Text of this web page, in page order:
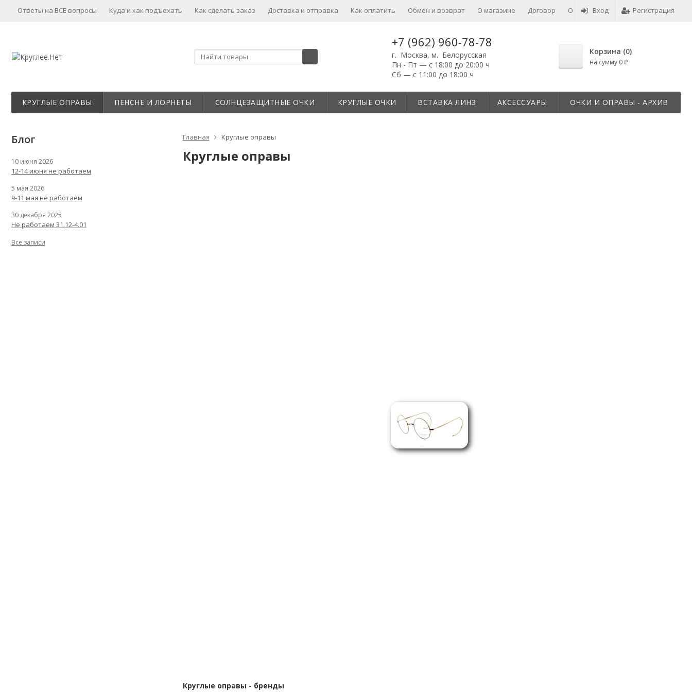
Вход Регистрация
Ответы на ВСЕ вопросы Куда и как подъехать Как сделать заказ Доставка и отправка Как оплатить Обмен и возврат О магазине Договор О товарах Отзывы
+7 (962) 960-78-78
г. Москва, м. Белорусская
Пн - Пт — с 18:00 до 20:00 ч
Сб — с 11:00 до 18:00 ч
Корзина (0)
на сумму 0 ₽
КРУГЛЫЕ ОПРАВЫ ПЕНСНЕ И ЛОРНЕТЫ СОЛНЦЕЗАЩИТНЫЕ ОЧКИ КРУГЛЫЕ ОЧКИ ВСТАВКА ЛИНЗ АКСЕССУАРЫ ОЧКИ И ОПРАВЫ - АРХИВ
Главная Круглые оправы
Круглые оправы
Круглые оправы - бренды
Блог
10 июня 2026
12-14 июня не работаем
5 мая 2026
9-11 мая не работаем
30 декабря 2025
Не работаем 31.12-4.01
Все записи